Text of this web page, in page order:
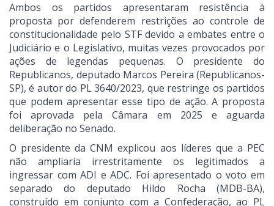
Ambos os partidos apresentaram resistência à
proposta por defenderem restrições ao controle de
constitucionalidade pelo STF devido a embates entre o
Judiciário e o Legislativo, muitas vezes provocados por
ações de legendas pequenas. O presidente do
Republicanos, deputado Marcos Pereira (Republicanos-
SP), é autor do PL 3640/2023, que restringe os partidos
que podem apresentar esse tipo de ação. A proposta
foi aprovada pela Câmara em 2025 e aguarda
deliberação no Senado.
O presidente da CNM explicou aos líderes que a PEC
não ampliaria irrestritamente os legitimados a
ingressar com ADI e ADC. Foi apresentado o voto em
separado do deputado Hildo Rocha (MDB-BA),
construído em conjunto com a Confederação, ao PL